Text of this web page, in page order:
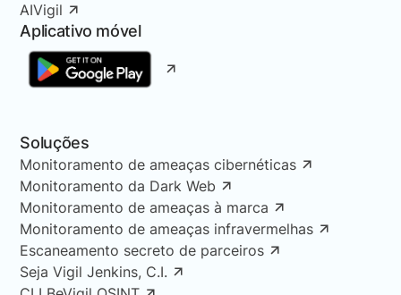
AIVigil
Aplicativo móvel
Soluções
Monitoramento de ameaças cibernéticas
Monitoramento da Dark Web
Monitoramento de ameaças à marca
Monitoramento de ameaças infravermelhas
Escaneamento secreto de parceiros
Seja Vigil Jenkins, C.I.